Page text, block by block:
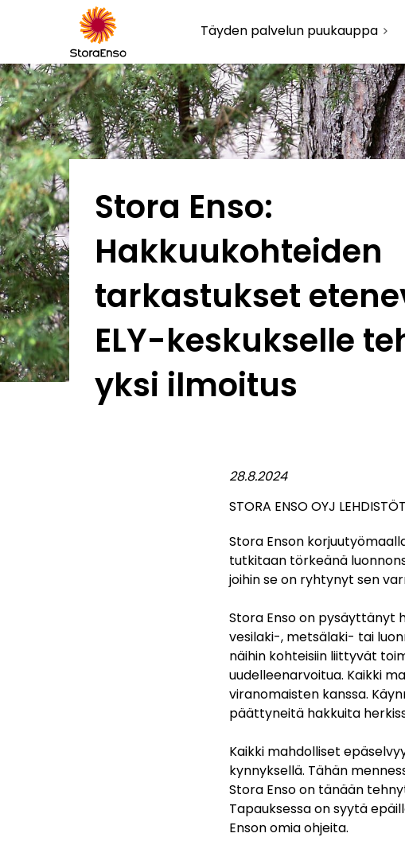
Täyden palvelun puukauppa
Stora Enso:
Hakkuukohteiden
tarkastukset
ELY-keskukselle
yksi ilmoitus
28.8.2024
STORA ENSO OYJ
Stora Enson
tutkitaan törkeänä
joihin se on ryhtynyt sen
Stora Enso on pysäyttänyt
vesilaki-, metsälaki- tai
näihin kohteisiin liittyvät
uudelleenarvoitua. Kaikki
viranomaisten kanssa.
päättyneitä hakkuita
Kaikki mahdolliset
kynnyksellä. Tähän
Stora Enso on tänään
Tapauksessa on syytä
Enson omia ohjeita.